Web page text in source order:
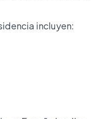
incluyen: